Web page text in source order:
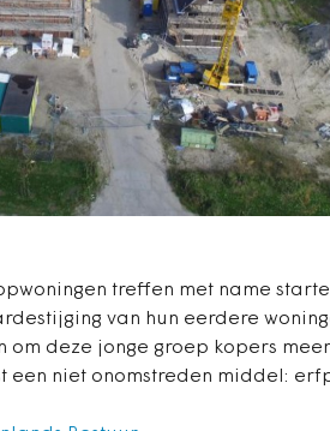
treffen met name
van hun eerdere
om deze jonge groep kopers
een niet onomstreden middel: